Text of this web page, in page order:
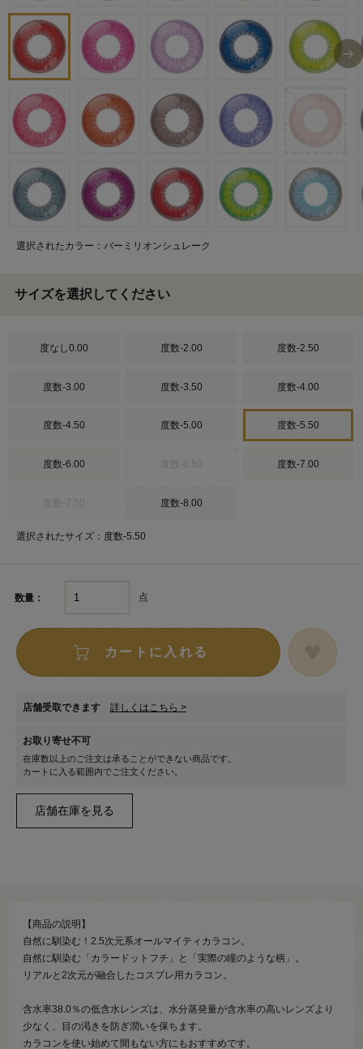
選択されたカラー：バーミリオンシュレーク
サイズを選択してください
度なし0.00 度数-2.00 度数-2.50
度数-3.00 度数-3.50 度数-4.00
度数-4.50 度数-5.00 度数-5.50
度数-6.00 度数-7.00
度数-8.00
選択されたサイズ：度数-5.50
数量： 点
カートに入れる
店舗受取できます 詳しくはこちら >
お取り寄せ不可
在庫数以上のご注文は承ることができない商品です。
カートに入る範囲内でご注文ください。
【商品の説明】
自然に馴染む！2.5次元系オールマイティカラコン。
自然に馴染む「カラードットフチ」と「実際の瞳のような柄」。
リアルと2次元が融合したコスプレ用カラコン。
含水率38.0％の低含水レンズは、水分蒸発量が含水率の高いレンズより
少なく、目の渇きを防ぎ潤いを保ちます。
カラコンを使い始めて間もない方にもおすすめです。